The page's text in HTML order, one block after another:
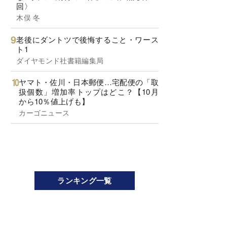
回〉
木俣 冬
老後にダントツで後悔すること・ワース
ト1
ダイヤモンド社書籍編集局
ヤマト・佐川・日本郵便…宅配便の「取
扱個数」増加率トップはどこ？【10月
から10％値上げも】
カーゴニュース
ランキング一覧